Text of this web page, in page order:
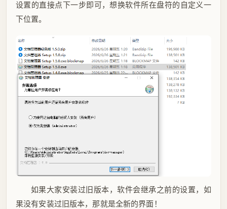
设置的直接点下一步即可，想换软件所在盘符的自定义一
下位置。
如果大家安装过旧版本，软件会继承之前的设置，如
果没有安装过旧版本，那就是全新的界面！